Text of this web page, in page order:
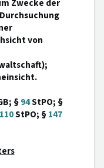
Zwecke der
von
§94StPO; §
110StPO; §147